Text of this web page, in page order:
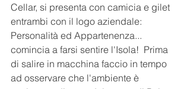
Cellar, si presenta con camicia e gilet
entrambi con il logo aziendale:
Personalità ed Appartenenza...
comincia a farsi sentire l'Isola!  Prima
di salire in macchina faccio in tempo
ad osservare che l'ambiente è